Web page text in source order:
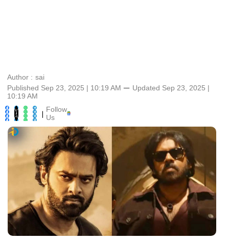
Author : sai
Published Sep 23, 2025 | 10:19 AM ⚊ Updated Sep 23, 2025 |
10:19 AM
| Follow
Us